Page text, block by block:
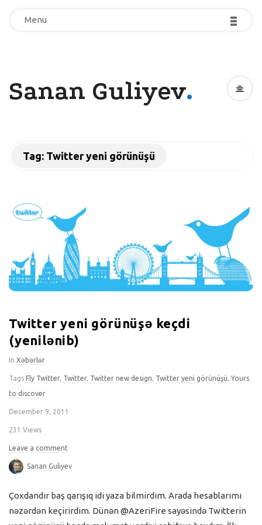
Menu -
-
-
Menu -
-
-
Sanan Guliyev.
Tag: Twitter yeni görünüşü
Twitter yeni görünüşə keçdi
(yenilənib)
In Xəbərlər
Tags Fly Twitter, Twitter, Twitter new design, Twitter yeni görünüşü, Yours
to discover
December 9, 2011
231 Views
Leave a comment
Sanan Guliyev
Çoxdandır baş qarışıq idi yaza bilmirdim. Arada hesablarımı
nəzərdən keçirirdim. Dünən @AzeriFire sayəsində Twitterin